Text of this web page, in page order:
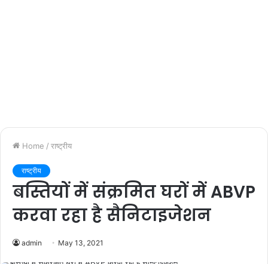
Home / राष्ट्रीय
राष्ट्रीय
बस्तियों में संक्रमित घरों में ABVP
करवा रहा है सैनिटाइजेशन
admin May 13, 2021